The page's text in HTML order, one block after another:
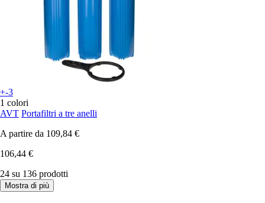
+-3
1 colori
AVT Portafiltri a tre anelli
A partire da 109,84 €
106,44 €
24 su 136 prodotti
Mostra di più